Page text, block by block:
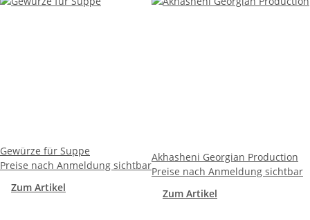
Gewürze für Suppe
Preise nach Anmeldung sichtbar
Zum Artikel
Akhasheni Georgian Production
Preise nach Anmeldung sichtbar
Zum Artikel